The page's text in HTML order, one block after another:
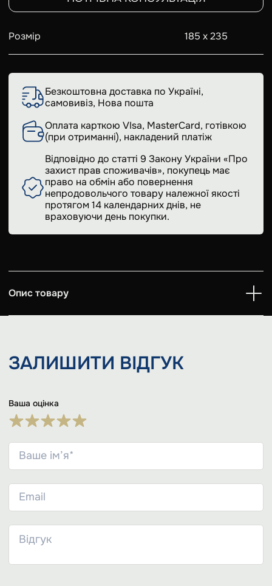
Розмір 185 х 235
Безкоштовна доставка по Україні,
самовивіз, Нова пошта
Оплата карткою VIsa, MasterCard, готівкою
(при отриманні), накладений платіж
Відповідно до статті 9 Закону України «Про
захист прав споживачів», покупець має
право на обмін або повернення
непродовольчого товару належної якості
протягом 14 календарних днів, не
враховуючи день покупки.
Опис товару
ЗАЛИШИТИ ВІДГУК
Ваша оцінка